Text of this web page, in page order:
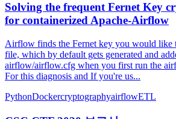
Solving the frequent Fernet Key
for containerized Apache-Airflow
Airflow finds the Fernet key you would like
file, which by default gets generated and
airflow/airflow.cfg when you first run the
For this diagnosis and If you're us...
PythonDockercryptographyairflowETL